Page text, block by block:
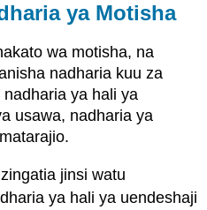
ya Motisha
wa motisha, na
nadharia kuu za
ya hali ya
usawa, nadharia ya
jinsi watu
ya hali ya uendeshaji